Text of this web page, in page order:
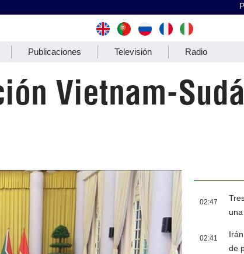
Publicaciones Televisión Radio
Vietnam-
02:47
02:41
de